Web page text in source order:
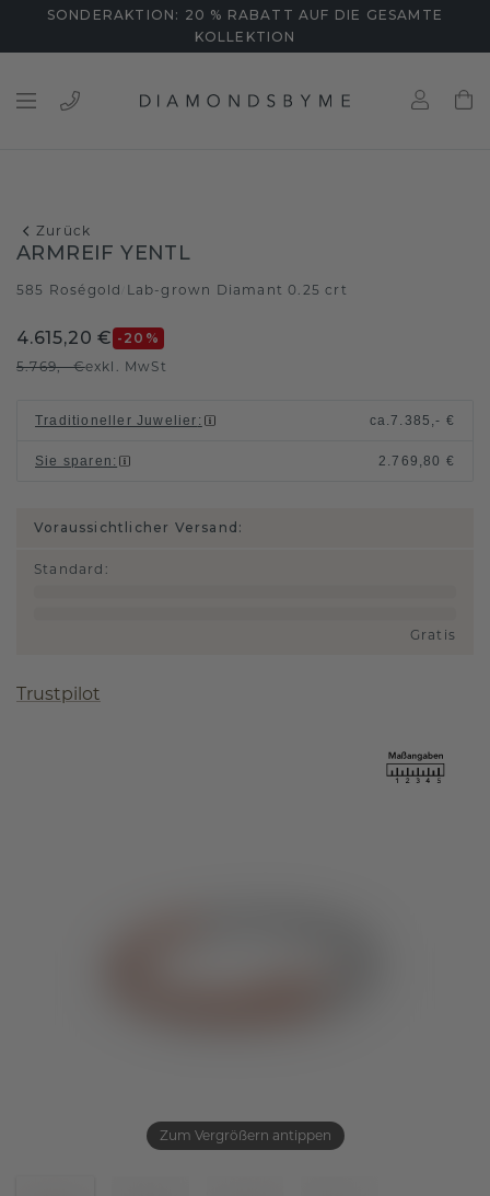
SONDERAKTION: 20 % RABATT AUF DIE GESAMTE
KOLLEKTION
Zurück
Zum Vergrößern antippen
ARMREIF YENTL
585 Roségold Lab-grown Diamant 0.25 crt
4.615,20 € -20 %
5.769,- €exkl. MwSt
Traditioneller Juwelier : ca.7.385,- €
Sie sparen : 2.769,80 €
Voraussichtlicher Versand:
Standard :
Gratis
Trustpilot